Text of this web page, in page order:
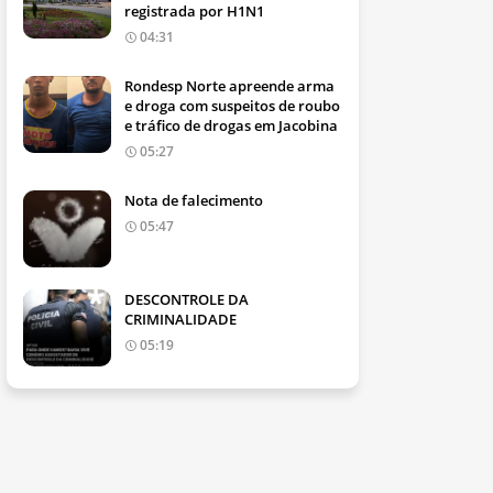
registrada por H1N1
04:31
Rondesp Norte apreende arma
e droga com suspeitos de roubo
e tráfico de drogas em Jacobina
05:27
Nota de falecimento
05:47
DESCONTROLE DA
CRIMINALIDADE
05:19